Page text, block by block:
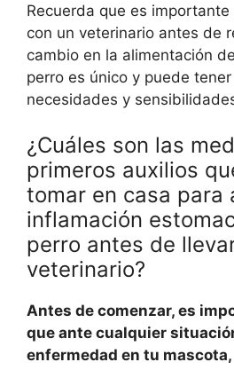
Recuerda que es
con un veterinario antes de
cambio en la alimentación
perro es único y puede
necesidades y
¿Cuáles son las
primeros auxilios
tomar en casa para
inflamación
perro antes de
veterinario?
Antes de comenzar, es
que ante cualquier
enfermedad en tu